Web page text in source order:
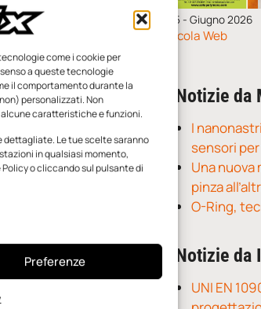
come i cookie per
a queste tecnologie
il comportamento durante la
personalizzati. Non
caratteristiche e funzioni.
dettagliate. Le tue scelte saranno
in qualsiasi momento,
o cliccando sul pulsante di
Preferenze
n.5 - Giugno 2026
Edicola Web
Notizie da
I
sensori
Una nuova
pinza
O-Ring,
Notizie da
UNI EN